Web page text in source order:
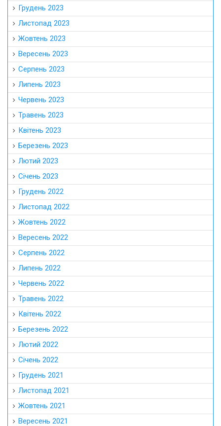
Грудень 2023
Листопад 2023
Жовтень 2023
Вересень 2023
Серпень 2023
Липень 2023
Червень 2023
Травень 2023
Квітень 2023
Березень 2023
Лютий 2023
Січень 2023
Грудень 2022
Листопад 2022
Жовтень 2022
Вересень 2022
Серпень 2022
Липень 2022
Червень 2022
Травень 2022
Квітень 2022
Березень 2022
Лютий 2022
Січень 2022
Грудень 2021
Листопад 2021
Жовтень 2021
Вересень 2021